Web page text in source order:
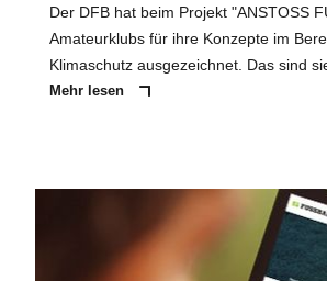
Der DFB hat beim Projekt "ANSTOSS
Amateurklubs für ihre Konzepte im
Klimaschutz ausgezeichnet. Das sind
Mehr lesen